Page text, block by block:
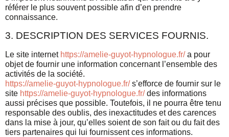
référer le plus souvent possible afin d’en prendre
connaissance.
3. DESCRIPTION DES SERVICES FOURNIS.
Le site internet https://amelie-guyot-hypnologue.fr/a pour
objet de fournir une information concernant l’ensemble des
activités de la société.
https://amelie-guyot-hypnologue.fr/s’efforce de fournir sur le
site https://amelie-guyot-hypnologue.fr/des informations
aussi précises que possible. Toutefois, il ne pourra être tenu
responsable des oublis, des inexactitudes et des carences
dans la mise à jour, qu’elles soient de son fait ou du fait des
tiers partenaires qui lui fournissent ces informations.